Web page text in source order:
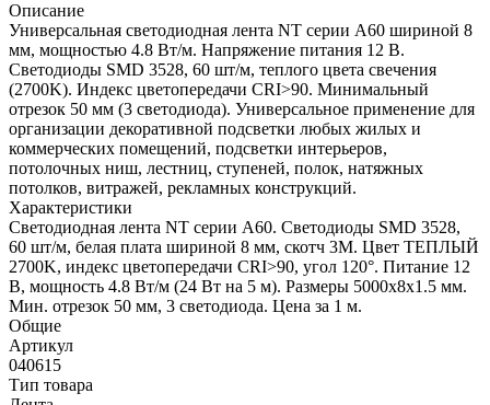
Описание
Универсальная светодиодная лента NT серии A60 шириной 8
мм, мощностью 4.8 Вт/м. Напряжение питания 12 В.
Светодиоды SMD 3528, 60 шт/м, теплого цвета свечения
(2700K). Индекс цветопередачи CRI>90. Минимальный
отрезок 50 мм (3 светодиода). Универсальное применение для
организации декоративной подсветки любых жилых и
коммерческих помещений, подсветки интерьеров,
потолочных ниш, лестниц, ступеней, полок, натяжных
потолков, витражей, рекламных конструкций.
Характеристики
Светодиодная лента NT серии A60. Светодиоды SMD 3528,
60 шт/м, белая плата шириной 8 мм, скотч 3M. Цвет ТЕПЛЫЙ
2700K, индекс цветопередачи CRI>90, угол 120°. Питание 12
В, мощность 4.8 Вт/м (24 Вт на 5 м). Размеры 5000x8x1.5 мм.
Мин. отрезок 50 мм, 3 светодиода. Цена за 1 м.
Общие
Артикул
040615
Тип товара